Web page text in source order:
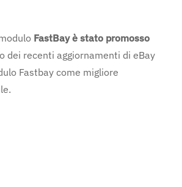
FastBay è stato promosso
dei recenti aggiornamenti di eBay
Fastbay come migliore